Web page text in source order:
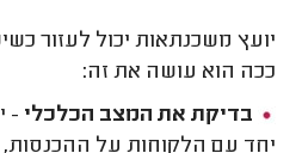
יועץ משכנתאות יכול לעזור
ככה הוא עושה את זה:
בדיקת את המצב הכלכלי -
יחד עם הלקוחות על ההכנסות,